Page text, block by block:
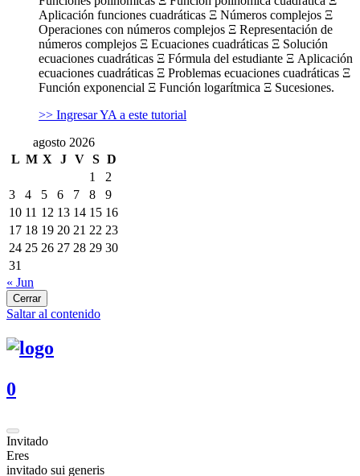
Aplicación funciones cuadráticas Ξ Números complejos Ξ
Operaciones con números complejos Ξ Representación de
números complejos Ξ Ecuaciones cuadráticas Ξ Solución
ecuaciones cuadráticas Ξ Fórmula del estudiante Ξ Aplicación
ecuaciones cuadráticas Ξ Problemas ecuaciones cuadráticas Ξ
Función exponencial Ξ Función logarítmica Ξ Sucesiones.
>> Ingresar YA a este tutorial
agosto 2026
L M X J V S D
1
2
3
4 5 6 7 8
9
10 11 12 13 14 15 16
17 18 19 20 21 22 23
24 25 26 27 28 29 30
31
« Jun
Cerrar
Saltar al contenido
0
Invitado
Eres
invitado sui generis